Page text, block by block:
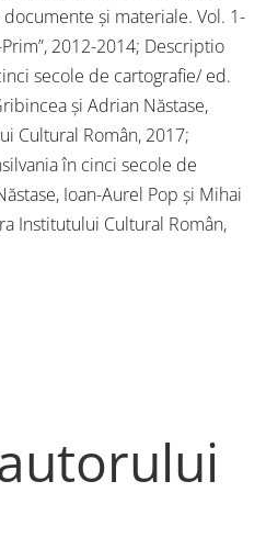
și materiale. Vol. 1-
2012-2014; Descriptio
secole de cartografie/ ed.
și Adrian Năstase,
Cultural Român, 2017;
în cinci secole de
Ioan-Aurel Pop și Mihai
Institutului Cultural Român,